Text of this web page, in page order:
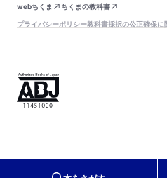
webちくま
ちくまの教科書
プライバシーポリシー教科書採択の公正確保に